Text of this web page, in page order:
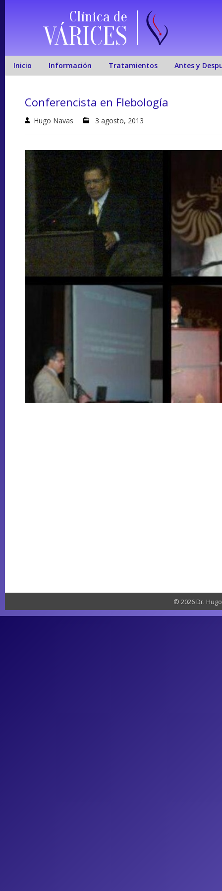
Clínica de
VÁRICES
Inicio Información Tratamientos Antes y
Conferencista en Flebología
Hugo Navas 3 agosto, 2013
© 2026 Dr.